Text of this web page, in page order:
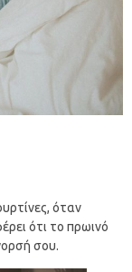
όταν
ότι το πρωινό
σου.